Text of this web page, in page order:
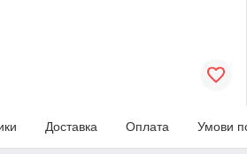
Доставка Оплата Умови